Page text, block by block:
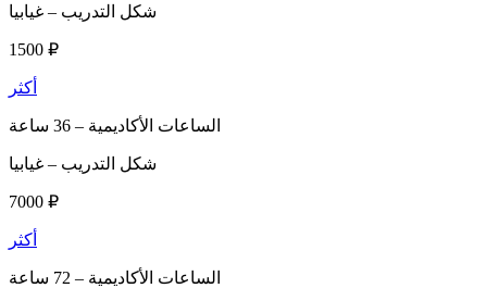
شكل التدريب – غيابيا
1500 ₽
أكثر
الساعات الأكاديمية –
شكل التدريب – غيابيا
7000 ₽
أكثر
الساعات الأكاديمية –